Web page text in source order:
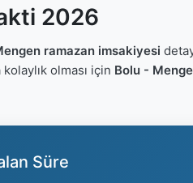
2026
ramazan imsakiyesi
olması için Bolu -
Süre